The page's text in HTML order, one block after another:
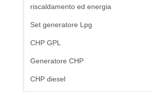
riscaldamento ed energia
Set generatore Lpg
CHP GPL
Generatore CHP
CHP diesel